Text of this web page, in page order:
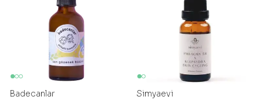
Badecanlar Simyaevi